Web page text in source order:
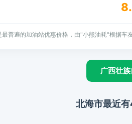
普遍的加油站优惠价格，由"小熊油耗"根据车
广西壮
北海市最近